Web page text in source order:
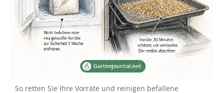
So retten Sie Ihre Vorräte und reinigen befallene